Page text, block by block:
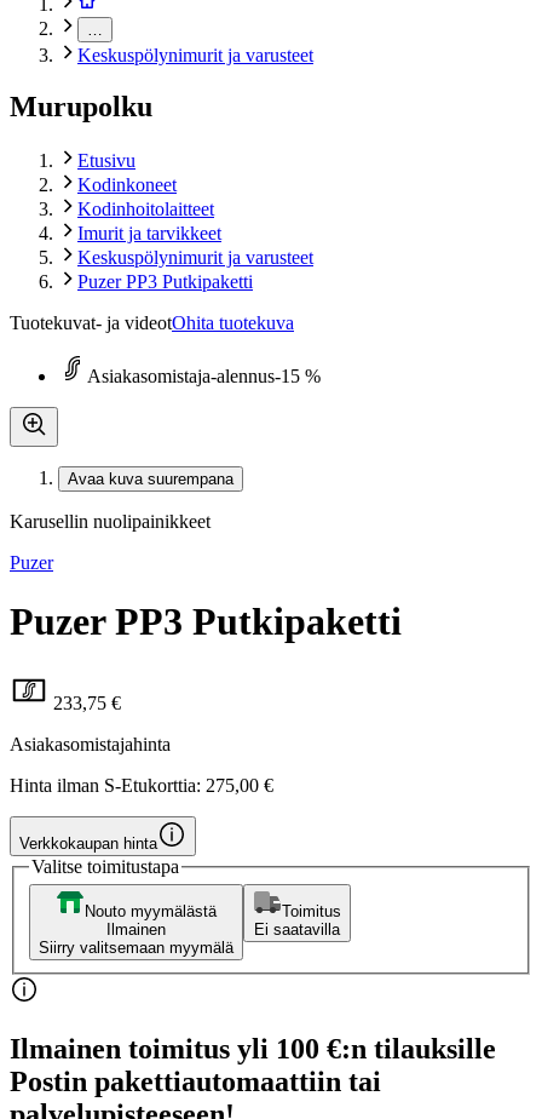
Keskuspölynimurit ja varusteet
Murupolku
Etusivu
Kodinkoneet
Kodinhoitolaitteet
Imurit ja tarvikkeet
Keskuspölynimurit ja varusteet
Puzer PP3 Putkipaketti
Tuotekuvat- ja videotOhita tuotekuva
Asiakasomistaja-alennus-15 %
Avaa kuva suurempana
Karusellin nuolipainikkeet
Puzer
Puzer PP3 Putkipaketti
233,75 €
Asiakasomistajahinta
Hinta ilman S-Etukorttia: 275,00 €
Verkkokaupan hinta
Valitse toimitustapa
Nouto myymälästä
Ilmainen
Siirry valitsemaan myymälä
Toimitus
Ei saatavilla
Ilmainen toimitus yli 100 €:n tilauksille
Postin pakettiautomaattiin tai